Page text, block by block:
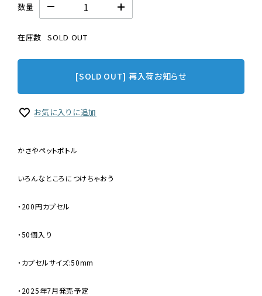
数量
在庫数 SOLD OUT
[SOLD OUT] 再入荷お知らせ
お気に入りに追加
かさやペットボトル
いろんなところにつけちゃおう
・200円カプセル
・50個入り
・カプセルサイズ:50mm
・2025年7月発売予定